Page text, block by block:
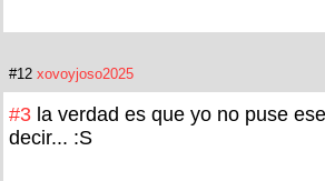
#12 xovoyjoso2025
#3 la verdad es que yo no puse
decir... :S